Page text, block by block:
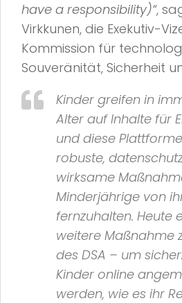
have a responsibility)“,
Virkkunen, die Exekutiv-
Kommission für
Souveränität, Sicherheit
Kinder greifen in
Alter auf Inhalte für
und diese
robuste,
wirksame
Minderjährige von
fernzuhalten. Heute
weitere Maßnahme
des DSA – um
Kinder online
werden, wie es ihr